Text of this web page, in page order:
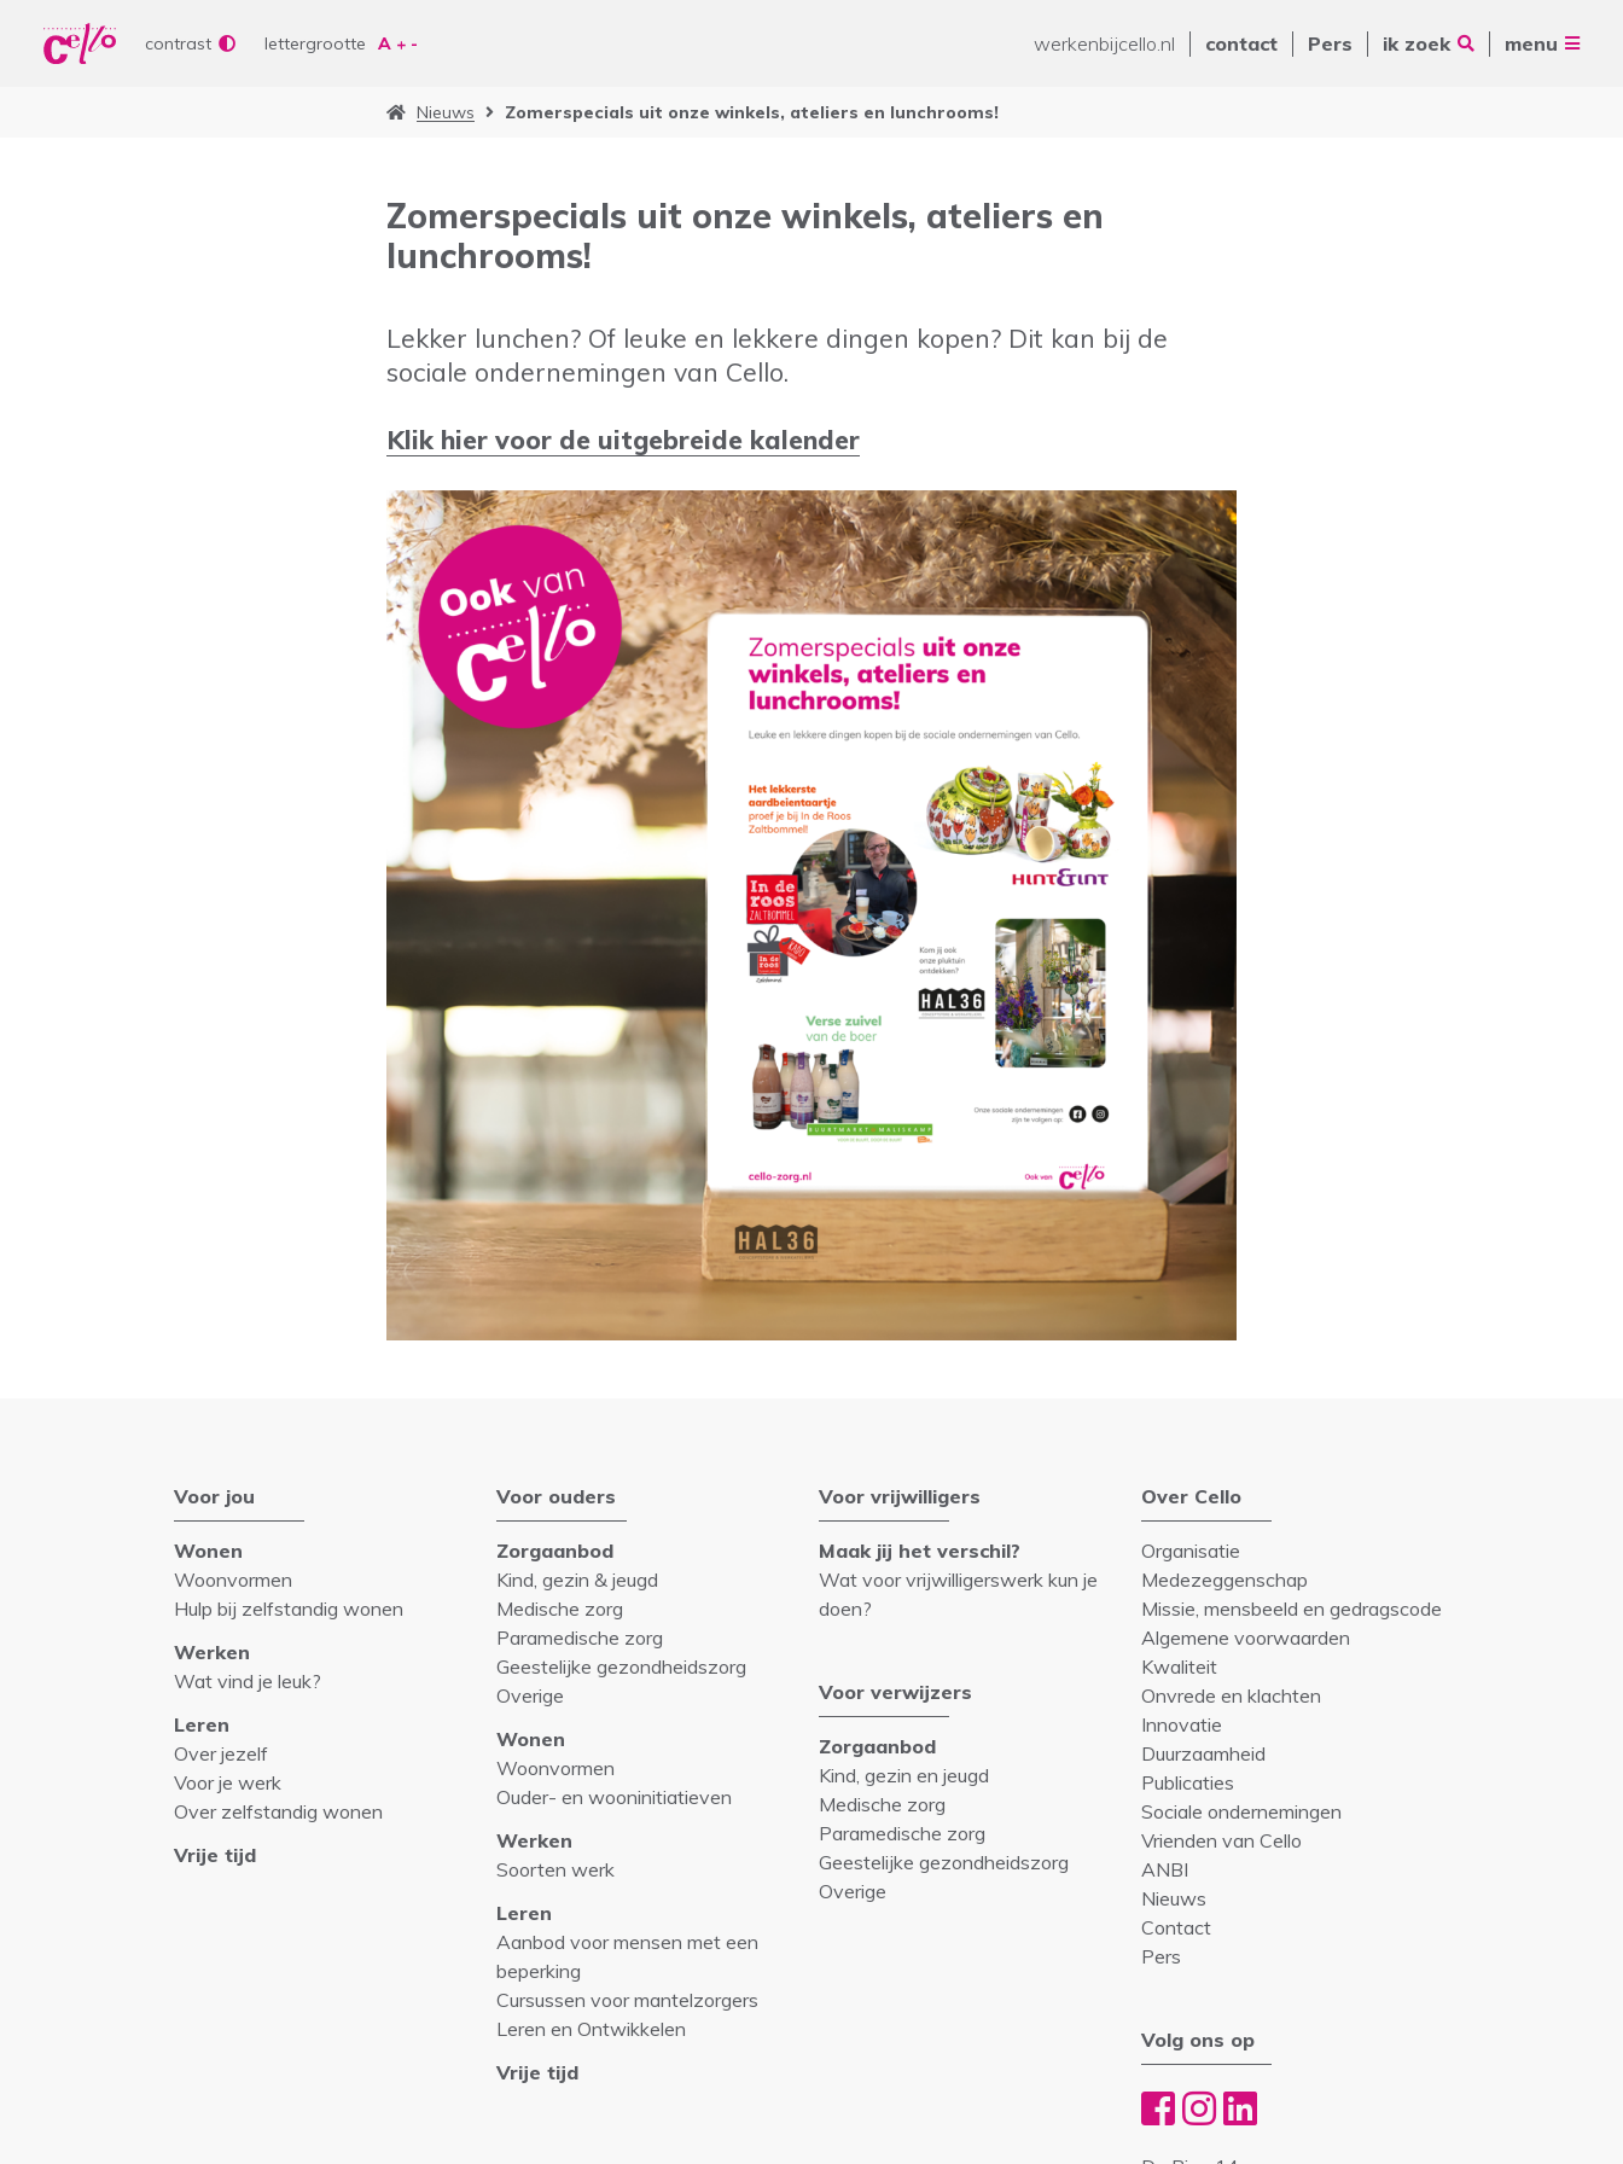
contrast lettergrootte werkenbijcello.nl contact Pers ik zoek menu
Vrije tijd
Aanbod voor mensen met een
Leren en Ontwikkelen
Vrije tijd
Geestelijke gezondheidszorg
ANBI
info@cello-zorg.nl
Zorgaanbod
Nieuws Zomerspecials uit onze winkels, ateliers en lunchrooms!
Zomerspecials uit onze winkels, ateliers en
lunchrooms!
Lekker lunchen? Of leuke en lekkere dingen kopen? Dit kan bij de
sociale ondernemingen van Cello.
Klik hier voor de uitgebreide kalender
Voor jou
Wonen
Woonvormen
Hulp bij zelfstandig wonen
Werken
Wat vind je leuk?
Leren
Over jezelf
Voor je werk
Over zelfstandig wonen
Vrije tijd
Voor ouders
Zorgaanbod
Kind, gezin & jeugd
Medische zorg
Paramedische zorg
Geestelijke gezondheidszorg
Overige
Wonen
Woonvormen
Ouder- en wooninitiatieven
Werken
Soorten werk
Leren
Aanbod voor mensen met een
beperking
Cursussen voor mantelzorgers
Leren en Ontwikkelen
Vrije tijd
Voor vrijwilligers
Maak jij het verschil?
Wat voor vrijwilligerswerk kun je
doen?
Voor verwijzers
Zorgaanbod
Kind, gezin en jeugd
Medische zorg
Paramedische zorg
Geestelijke gezondheidszorg
Overige
Over Cello
Organisatie
Medezeggenschap
Missie, mensbeeld en gedragscode
Algemene voorwaarden
Kwaliteit
Onvrede en klachten
Innovatie
Duurzaamheid
Publicaties
Sociale ondernemingen
Vrienden van Cello
ANBI
Nieuws
Contact
Pers
Volg ons op